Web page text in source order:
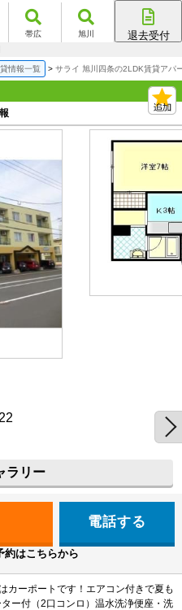
帯広 旭川 退去受付
情報一覧 サライ 旭川四条の2LDK賃貸アパ
ラリー
電話する
約はこちらから
カーポートです！エアコン付きで夏も
ー付（2口コンロ）温水洗浄便座・洗